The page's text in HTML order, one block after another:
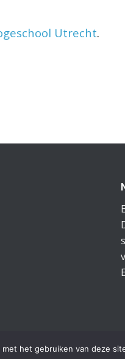
Utrecht.
het gebruiken van deze